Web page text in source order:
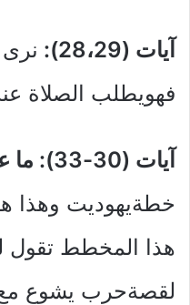
آيات (28،29):
نرى
فهويطلب الصلاة
آيات (30-33): ما عزمت عليه=
خطةيهوديت وهذا
هذا المخطط تقول
لقصةحرب يشوع